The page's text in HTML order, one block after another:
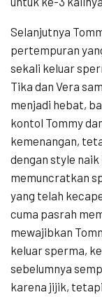
Selanjutnya
pertempuran
sekali keluar
Tika dan Vera
menjadi hebat,
kontol Tommy
kemenangan,
dengan style
memuncratkan
yang telah
cuma pasrah
mewajibkan
keluar sperma,
sebelumnya
karena jijik,